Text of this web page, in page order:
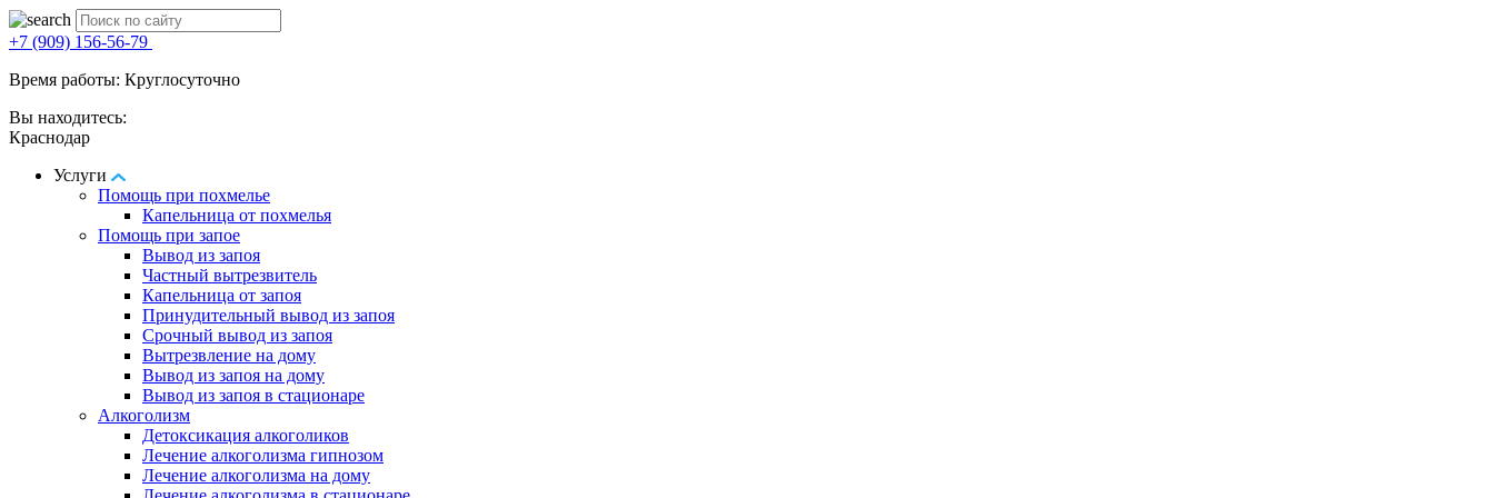
+7 (909) 156-56-79
Время работы: Круглосуточно
Вы находитесь:
Краснодар
Услуги
Помощь при похмелье
Капельница от похмелья
Помощь при запое
Вывод из запоя
Частный вытрезвитель
Капельница от запоя
Принудительный вывод из запоя
Срочный вывод из запоя
Вытрезвление на дому
Вывод из запоя на дому
Вывод из запоя в стационаре
Алкоголизм
Детоксикация алкоголиков
Лечение алкоголизма гипнозом
Лечение алкоголизма на дому